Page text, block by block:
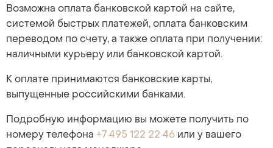
Возможна оплата банковской картой на сайте,
системой быстрых платежей, оплата банковским
переводом по счету, а также оплата при получении:
наличными курьеру или банковской картой.
К оплате принимаются банковские карты,
выпущенные российскими банками.
Подробную информацию вы можете получить по
номеру телефона +7 495 122 22 46 или у вашего